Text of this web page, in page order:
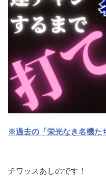
※過去の「栄光なき名機た
チワッスあしのです！